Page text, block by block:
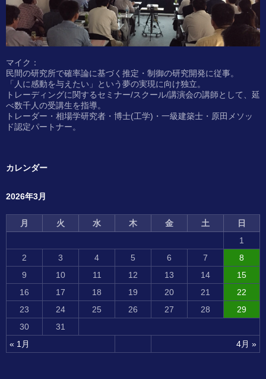
マイク：
民間の研究所で確率論に基づく推定・制御の研究開発に従事。
「人に感動を与えたい」という夢の実現に向け独立。
トレーディングに関するセミナー/スクール/講演会の講師として、延
べ数千人の受講生を指導。
トレーダー・相場学研究者・博士(工学)・一級建築士・原田メソッ
ド認定パートナー。
カレンダー
2026年3月
月 火 水 木 金 土 日
« 1月 4月 »
1
2
3 4 5 6 7
8
9
10 11 12 13 14
15
16
17 18 19 20 21
22
23
24 25 26 27 28
29
30
31